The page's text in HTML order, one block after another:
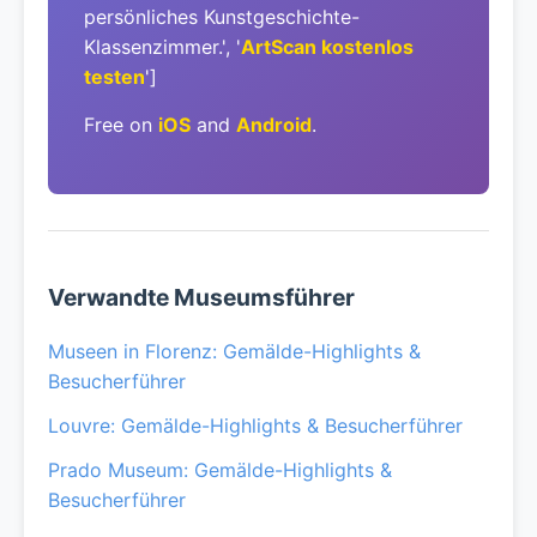
persönliches Kunstgeschichte-
Klassenzimmer.', 'ArtScan kostenlos
testen']
Free on iOS and Android.
Verwandte Museumsführer
Museen in Florenz: Gemälde-Highlights &
Besucherführer
Louvre: Gemälde-Highlights & Besucherführer
Prado Museum: Gemälde-Highlights &
Besucherführer